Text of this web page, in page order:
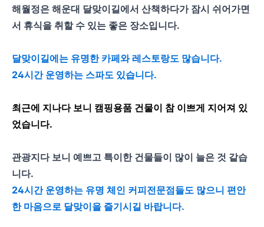
해월정은 해운대 달맞이길에서 산책하다가 잠시 쉬어가면
서 휴식을 취할 수 있는 좋은 장소입니다.
달맞이길에는 유명한 카페와 레스토랑도 많습니다.
24시간 운영하는 스파도 있습니다.
최근에 지나다 보니 캠핑용품 건물이 참 이쁘게 지어져 있
었습니다.
관광지다 보니 예쁘고 특이한 건물들이 많이 늘은 것 같습
니다.
24시간 운영하는 유명 체인 커피전문점들도 많으니 편안
한 마음으로 달맞이을 즐기시길 바랍니다.